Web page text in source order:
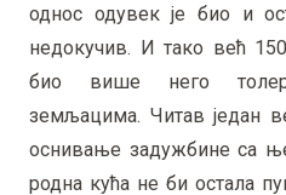
однос одувек је био и
недокучив. И тако већ
био више него
земљацима. Читав један
оснивање задужбине са
родна кућа не би остала